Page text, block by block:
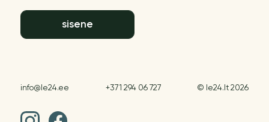
sisene
info@le24.ee +371 294 06 727 © le24.lt 2026